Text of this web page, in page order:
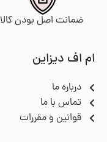
ضمانت اصل بودن کالا
ام اف دیزاین
درباره ما
تماس با ما
قوانین و مقررات